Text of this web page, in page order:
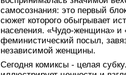
самосознания: это первый
сюжет которого обыгрывает
населения. «Чудо-женщина»
феминистический посыл,
независимой женщины.
Сегодня комиксы - целая